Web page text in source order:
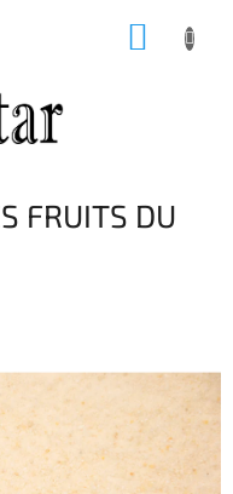
FRUITS DU